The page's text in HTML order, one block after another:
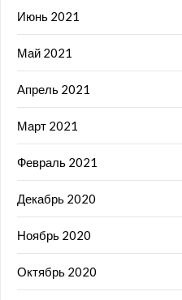
Июнь 2021
Май 2021
Апрель 2021
Март 2021
Февраль 2021
Декабрь 2020
Ноябрь 2020
Октябрь 2020